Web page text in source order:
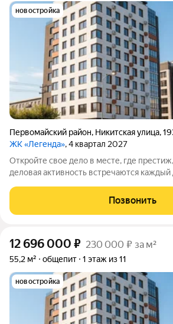
новостройка
Первомайский район, Никитская улица,
ЖК «Легенда», 4 квартал 2027
Откройте свое дело в месте, где
деловая активность встречаются
архитектурный объект в центре города,
платежеспособная и благодарная
Позвонить
12 696 000 ₽ 230 000 ₽ за м²
55,2 м² общепит 1 этаж из 11
новостройка